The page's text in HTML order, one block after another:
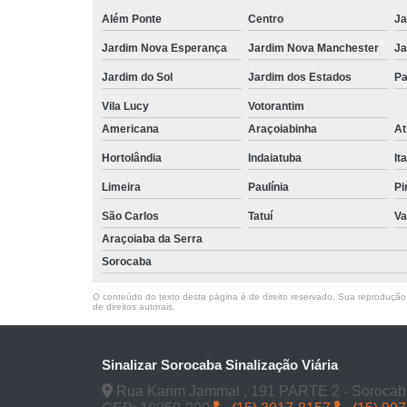
Além Ponte Centro
Jardim Nova Esperança Jardim Nova Manchester
Jardim do Sol Jardim dos Estados
Vila Lucy
Votorantim
Americana
Araçoiabinha
Hortolândia Indaiatuba
Limeira Paulínia
São Carlos Tatuí
Araçoiaba da Serra
Sorocaba
O conteúdo do texto desta página é de direito reservado. Sua
de direitos autorais
Sinalizar Sorocaba Sinalização Viária
Rua Karim Jammal , 191 PARTE 2 -